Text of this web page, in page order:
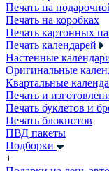
Печать на
Печать на коробках
Печать картонных
Печать календарей
Настенные
Оригинальные
Квартальные
Печать и
Печать буклетов и
Печать блокнотов
ПВД пакеты
Подборки
+